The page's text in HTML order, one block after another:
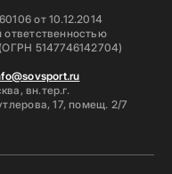
от 10.12.2014
ответственностью
5147746142704)
вн.тер.г.
17, помещ. 2/7